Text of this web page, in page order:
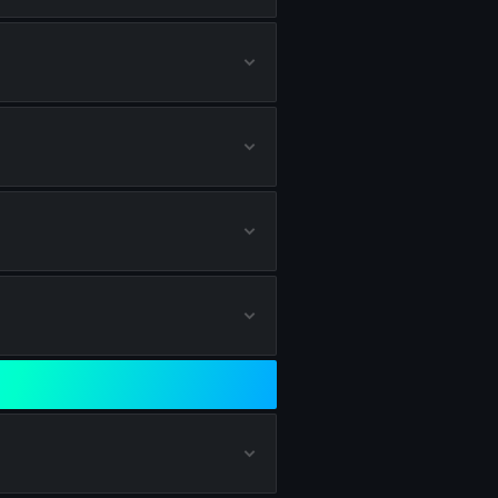
erhalten
erhalten
erhalten